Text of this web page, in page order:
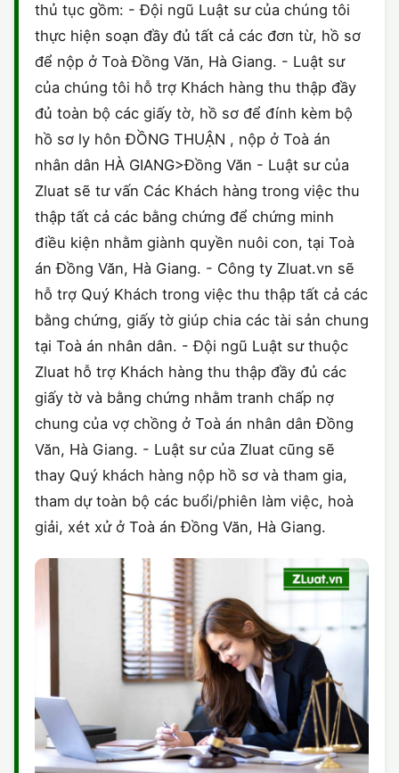
thủ tục gồm: - Đội ngũ Luật sư của chúng tôi
thực hiện soạn đầy đủ tất cả các đơn từ, hồ sơ
để nộp ở Toà Đồng Văn, Hà Giang. - Luật sư
của chúng tôi hỗ trợ Khách hàng thu thập đầy
đủ toàn bộ các giấy tờ, hồ sơ để đính kèm bộ
hồ sơ ly hôn ĐỒNG THUẬN , nộp ở Toà án
nhân dân HÀ GIANG>Đồng Văn - Luật sư của
Zluat sẽ tư vấn Các Khách hàng trong việc thu
thập tất cả các bằng chứng để chứng minh
điều kiện nhằm giành quyền nuôi con, tại Toà
án Đồng Văn, Hà Giang. - Công ty Zluat.vn sẽ
hỗ trợ Quý Khách trong việc thu thập tất cả các
bằng chứng, giấy tờ giúp chia các tài sản chung
tại Toà án nhân dân. - Đội ngũ Luật sư thuộc
Zluat hỗ trợ Khách hàng thu thập đầy đủ các
giấy tờ và bằng chứng nhằm tranh chấp nợ
chung của vợ chồng ở Toà án nhân dân Đồng
Văn, Hà Giang. - Luật sư của Zluat cũng sẽ
thay Quý khách hàng nộp hồ sơ và tham gia,
tham dự toàn bộ các buổi/phiên làm việc, hoà
giải, xét xử ở Toà án Đồng Văn, Hà Giang.